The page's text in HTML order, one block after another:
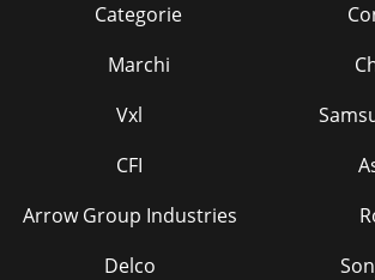
Categorie
Marchi
Vxl
CFI
Arrow Group Industries
Delco